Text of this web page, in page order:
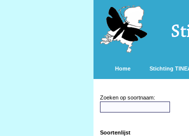
Home Stichting
Zoeken op soortnaam:
Soortenlijst